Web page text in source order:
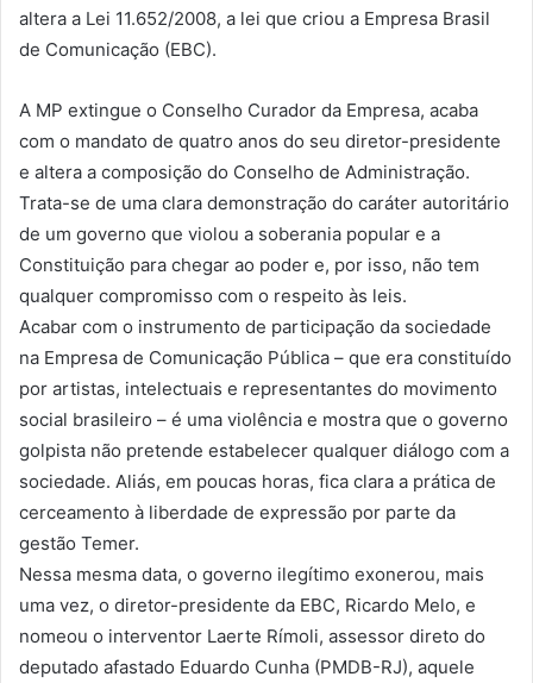
altera a Lei 11.652/2008, a lei que criou a Empresa Brasil
de Comunicação (EBC).
A MP extingue o Conselho Curador da Empresa, acaba
com o mandato de quatro anos do seu diretor-presidente
e altera a composição do Conselho de Administração.
Trata-se de uma clara demonstração do caráter autoritário
de um governo que violou a soberania popular e a
Constituição para chegar ao poder e, por isso, não tem
qualquer compromisso com o respeito às leis.
Acabar com o instrumento de participação da sociedade
na Empresa de Comunicação Pública – que era constituído
por artistas, intelectuais e representantes do movimento
social brasileiro – é uma violência e mostra que o governo
golpista não pretende estabelecer qualquer diálogo com a
sociedade. Aliás, em poucas horas, fica clara a prática de
cerceamento à liberdade de expressão por parte da
gestão Temer.
Nessa mesma data, o governo ilegítimo exonerou, mais
uma vez, o diretor-presidente da EBC, Ricardo Melo, e
nomeou o interventor Laerte Rímoli, assessor direto do
deputado afastado Eduardo Cunha (PMDB-RJ), aquele